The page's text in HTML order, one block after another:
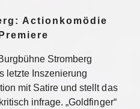
Actionkomödie
Stromberg
letzte Inszenierung
mit Satire und stellt das
infrage. „Goldfinger“